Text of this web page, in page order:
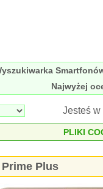
Najwyżej
Jesteś w
PLIKI
Plus